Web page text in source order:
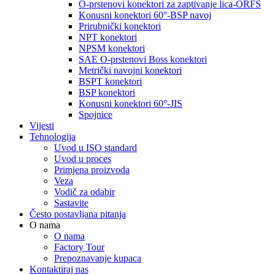
O-prstenovi konektori za zaptivanje lica-ORFS
Konusni konektori 60°-BSP navoj
Prirubnički konektori
NPT konektori
NPSM konektori
SAE O-prstenovi Boss konektori
Metrički navojni konektori
BSPT konektori
BSP konektori
Konusni konektori 60°-JIS
Spojnice
Vijesti
Tehnologija
Uvod u ISO standard
Uvod u proces
Primjena proizvoda
Veza
Vodič za odabir
Sastavite
Često postavljana pitanja
O nama
O nama
Factory Tour
Prepoznavanje kupaca
Kontaktiraj nas